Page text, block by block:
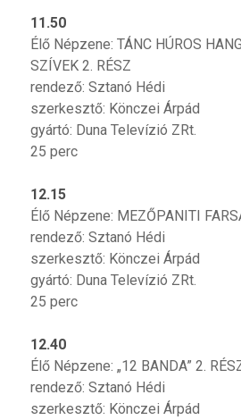
11.50
Élő Népzene: TÁNC HÚROS
SZÍVEK 2. RÉSZ
rendező: Sztanó Hédi
szerkesztő: Könczei Árpád
gyártó: Duna Televízió ZRt.
25 perc
12.15
Élő Népzene: MEZŐPANITI
rendező: Sztanó Hédi
szerkesztő: Könczei Árpád
gyártó: Duna Televízió ZRt.
25 perc
12.40
Élő Népzene: „12 BANDA” 2.
rendező: Sztanó Hédi
szerkesztő: Könczei Árpád